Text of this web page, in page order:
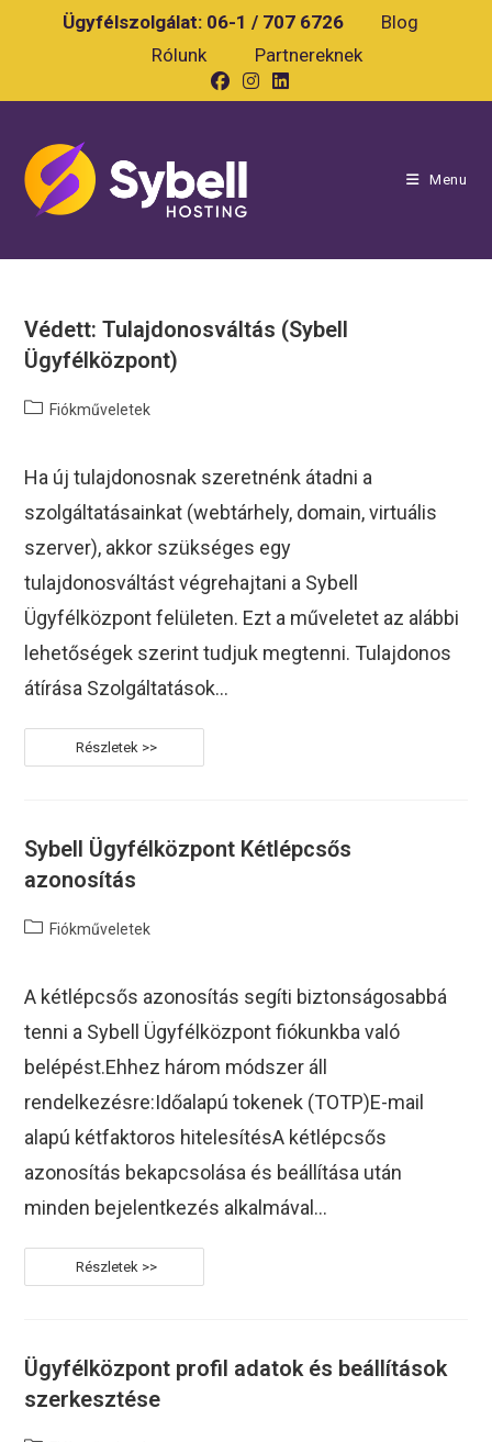
Ügyfélszolgálat: 06-1 / 707 6726
Blog
Rólunk
Partnereknek
Menu
Védett: Tulajdonosváltás (Sybell
Ügyfélközpont)
PostFiókműveletek
Ha új tulajdonosnak szeretnénk átadni a
szolgáltatásainkat (webtárhely, domain, virtuális
szerver), akkor szükséges egy
tulajdonosváltást végrehajtani a Sybell
Ügyfélközpont felületen. Ezt a műveletet az alábbi
lehetőségek szerint tudjuk megtenni. Tulajdonos
átírása Szolgáltatások…
Tulajdonosváltás
Sybell Ügyfélközpont Kétlépcsős
azonosítás
PostFiókműveletek
A kétlépcsős azonosítás segíti biztonságosabbá
tenni a Sybell Ügyfélközpont fiókunkba való
belépést.Ehhez három módszer áll
rendelkezésre:Időalapú tokenek (TOTP)E-mail
alapú kétfaktoros hitelesítésA kétlépcsős
azonosítás bekapcsolása és beállítása után
minden bejelentkezés alkalmával…
Ügyfélközpont
Ügyfélközpont profil adatok és beállítások
szerkesztése